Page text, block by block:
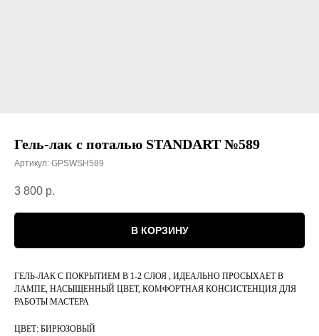
Гель-лак с поталью STANDART №589
Артикул: GPSWSH589
3 800 р.
В КОРЗИНУ
ГЕЛЬ-ЛАК С ПОКРЫТИЕМ В 1-2 СЛОЯ , ИДЕАЛЬНО ПРОСЫХАЕТ В
ЛАМПЕ, НАСЫЩЕННЫЙ ЦВЕТ, КОМФОРТНАЯ КОНСИСТЕНЦИЯ ДЛЯ
РАБОТЫ МАСТЕРА
ЦВЕТ: БИРЮЗОВЫЙ